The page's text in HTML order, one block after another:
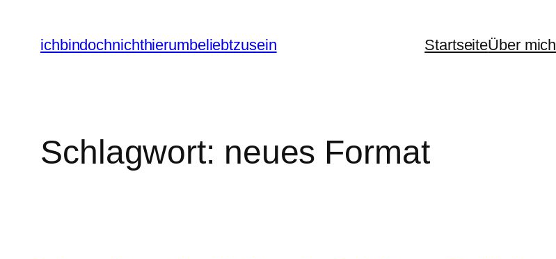
Inhalt
springen
ichbindochnichthierumbeliebtzusein StartseiteÜber mich
Schlagwort: neues Format